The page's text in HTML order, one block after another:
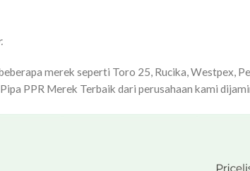
merek seperti Toro 25, Rucika, Westpex,
PPR Merek Terbaik dari perusahaan kami